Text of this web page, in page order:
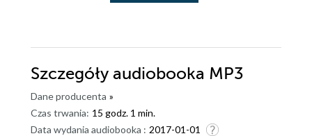
Szczegóły audiobooka MP3
Dane producenta »
Czas trwania: 15 godz. 1 min.
Data wydania audiobooka : 2017-01-01